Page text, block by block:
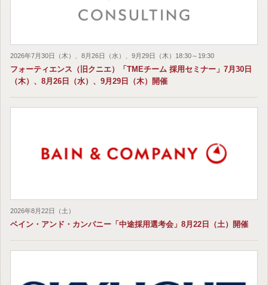
2026年7月30日（木）、8月26日（水）、9月29日（木）18:30～19:30
フォーティエンス（旧クニエ）「TMEチーム 採用セミナー」7月30日
（木）、8月26日（水）、9月29日（木）開催
2026年8月22日（土）
ベイン・アンド・カンパニー「中途採用選考会」8月22日（土）開催